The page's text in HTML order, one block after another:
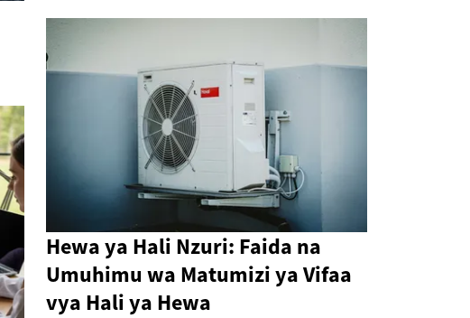
Hewa ya Hali Nzuri: Faida na
Umuhimu wa Matumizi ya Vifaa
vya Hali ya Hewa